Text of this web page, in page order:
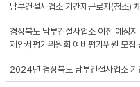
남부건설사업소 기간제근로자(청소)
경상북도 남부건설사업소 이전 예정
제안서평가위원회 예비평가위원 모집
2024년 경상북도 남부건설사업소 기